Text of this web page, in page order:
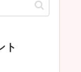
ト